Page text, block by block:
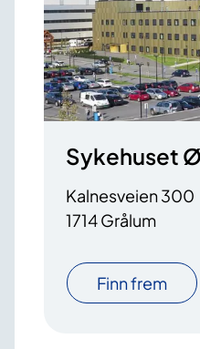
Sykehuset
Kalnesveien 300
1714 Grålum
Finn frem